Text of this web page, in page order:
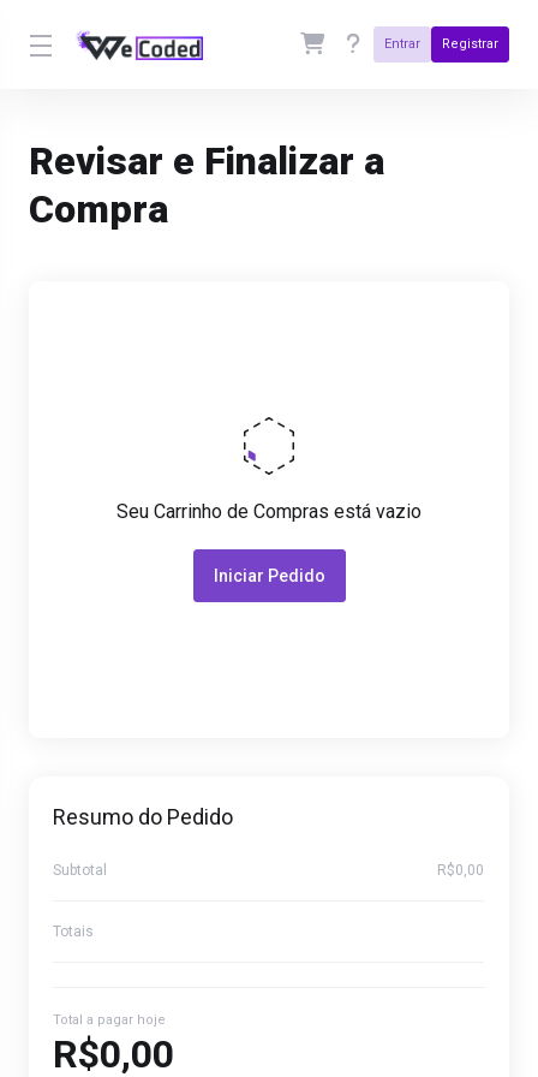
Entrar Registrar
Revisar e Finalizar a
Compra
Seu Carrinho de Compras está vazio
Iniciar Pedido
Resumo do Pedido
Subtotal R$0,00
Totais
Total a pagar hoje
R$0,00